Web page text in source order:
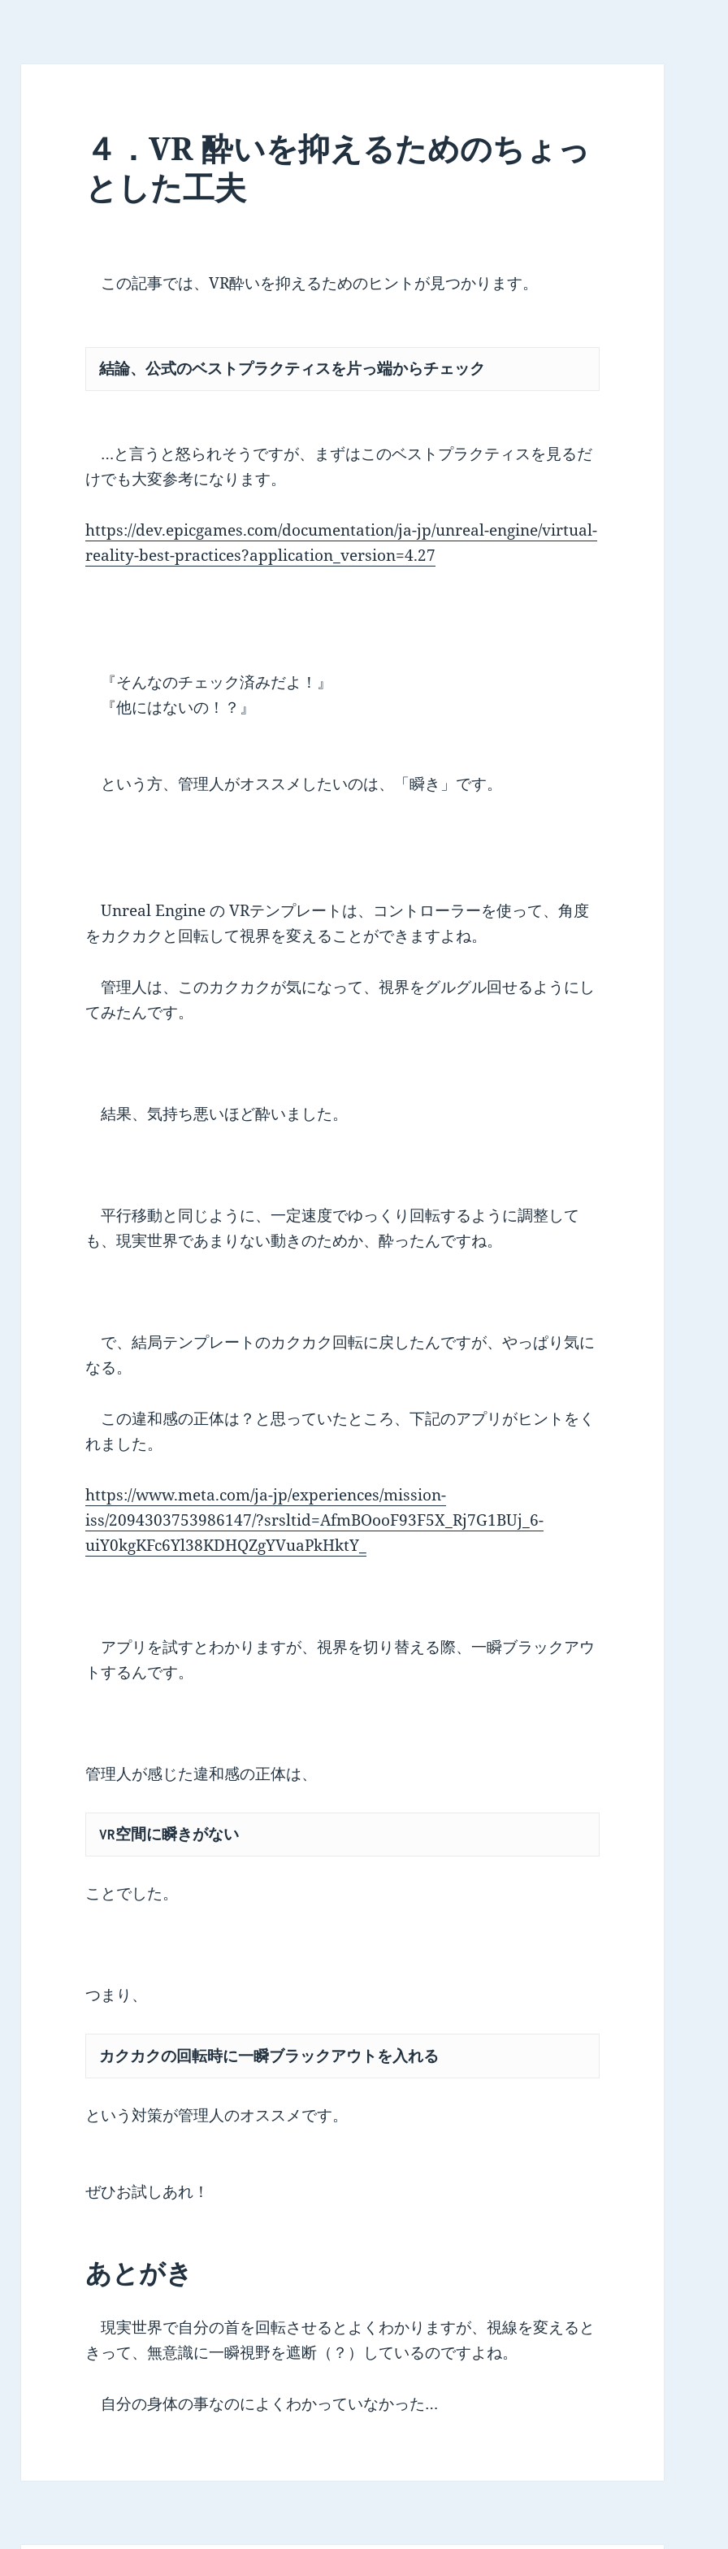
４．VR 酔いを抑えるためのちょっ
とした工夫
この記事では、VR酔いを抑えるためのヒントが見つかります。
結論、公式のベストプラクティスを片っ端からチェック
…と言うと怒られそうですが、まずはこのベストプラクティスを見るだ
けでも大変参考になります。
https://dev.epicgames.com/documentation/ja-jp/unreal-engine/virtual-
reality-best-practices?application_version=4.27
『そんなのチェック済みだよ！』
『他にはないの！？』
という方、管理人がオススメしたいのは、「瞬き」です。
Unreal Engine の VRテンプレートは、コントローラーを使って、角度
をカクカクと回転して視界を変えることができますよね。
管理人は、このカクカクが気になって、視界をグルグル回せるようにし
てみたんです。
結果、気持ち悪いほど酔いました。
平行移動と同じように、一定速度でゆっくり回転するように調整して
も、現実世界であまりない動きのためか、酔ったんですね。
で、結局テンプレートのカクカク回転に戻したんですが、やっぱり気に
なる。
この違和感の正体は？と思っていたところ、下記のアプリがヒントをく
れました。
https://www.meta.com/ja-jp/experiences/mission-
iss/2094303753986147/?srsltid=AfmBOooF93F5X_Rj7G1BUj_6-
uiY0kgKFc6Yl38KDHQZgYVuaPkHktY_
アプリを試すとわかりますが、視界を切り替える際、一瞬ブラックアウ
トするんです。
管理人が感じた違和感の正体は、
VR空間に瞬きがない
ことでした。
つまり、
カクカクの回転時に一瞬ブラックアウトを入れる
という対策が管理人のオススメです。
ぜひお試しあれ！
あとがき
現実世界で自分の首を回転させるとよくわかりますが、視線を変えると
きって、無意識に一瞬視野を遮断（？）しているのですよね。
自分の身体の事なのによくわかっていなかった…